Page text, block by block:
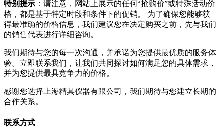
特别提示 ：请注意，网站上展示的任何“抢购价”或特殊活动价
格，都是基于特定时段和条件下的促销。 为了确保您能够获
得最准确的价格信息，我们建议您在决定购买之前，先与我们
的销售代表进行详细咨询。
我们期待与您的每一次沟通，并承诺为您提供最优质的服务体
验。立即联系我们，让我们共同探讨如何满足您的具体需求，
并为您提供最具竞争力的价格。
感谢您选择上海精其仪器有限公司，我们期待与您建立长期的
合作关系。
联系方式